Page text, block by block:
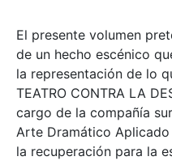
El presente volumen
de un hecho escénico
la representación de lo
TEATRO CONTRA LA
cargo de la compañía
Arte Dramático
la recuperación para la